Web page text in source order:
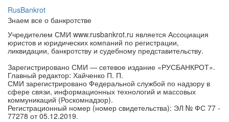
RusBankrot
Знаем все о банкротстве
Учредителем СМИ www.rusbankrot.ru является Ассоциация
юристов и юридических компаний по регистрации,
ликвидации, банкротству и судебному представительству.
Зарегистрировано СМИ — сетевое издание «РУСБАНКРОТ».
Главный редактор: Хайченко П. П.
СМИ зарегистрировано Федеральной службой по надзору в
сфере связи, информационных технологий и массовых
коммуникаций (Роскомнадзор).
Регистрационный номер (номер свидетельства): ЭЛ № ФС 77 -
77278 от 05.12.2019.